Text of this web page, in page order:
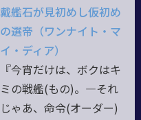
戴艦石が見初めし仮初め
の選帝（ワンナイト・マ
イ・ディア）
『今宵だけは、ボクはキ
ミの戦艦(もの)。―それ
じゃあ、命令(オーダー)